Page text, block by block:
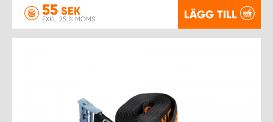
55 SEK
EXKL. 25 % MOMS LÄGG TILL
WORK SYSTEM VÄRNAMO
WORK SYSTEM ÖREBRO